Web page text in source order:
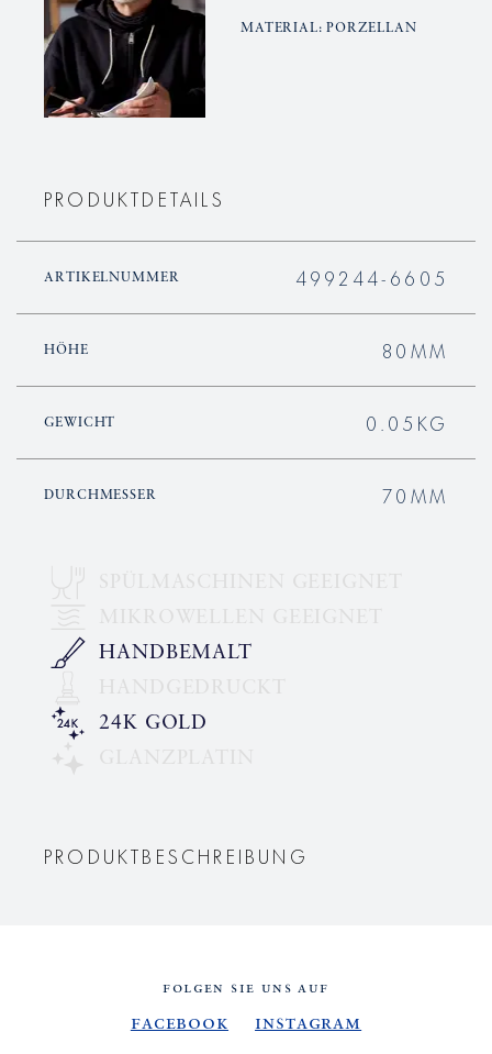
MATERIAL: PORZELLAN
PRODUKTDETAILS
ARTIKELNUMMER 499244-6605
HÖHE 80MM
GEWICHT 0.05KG
DURCHMESSER 70MM
HANDBEMALT
24K GOLD
PRODUKTBESCHREIBUNG
FOLGEN SIE UNS AUF
Facebook Instagram